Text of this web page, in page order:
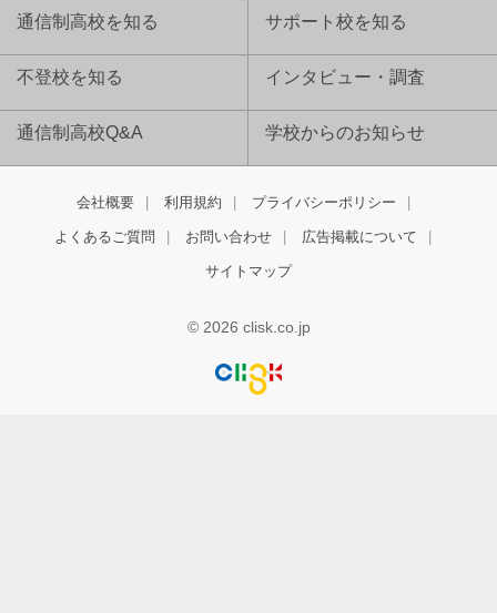
通信制高校を知る サポート校を知る
不登校を知る インタビュー・調査
通信制高校Q&A 学校からのお知らせ
会社概要 利用規約 プライバシーポリシー
よくあるご質問 お問い合わせ 広告掲載について
サイトマップ
© 2026 clisk.co.jp